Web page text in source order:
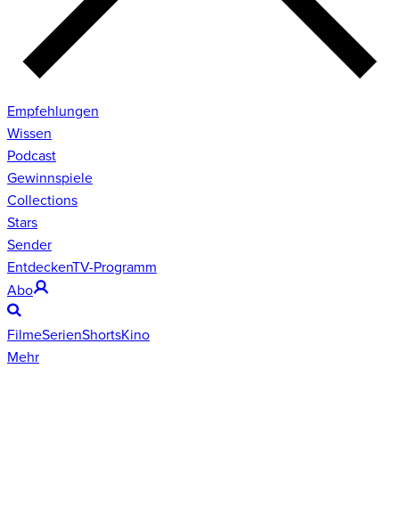
Empfehlungen
Wissen
Podcast
Gewinnspiele
Collections
Stars
Sender
EntdeckenTV-Programm
Abo
FilmeSerienShortsKino
Mehr